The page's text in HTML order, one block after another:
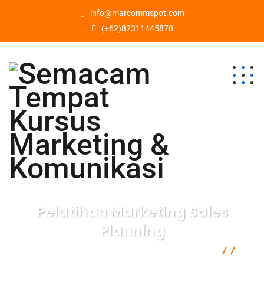
info@marcommspot.com
(+62)82311445878
Pelatihan Marketing Sales
Planning